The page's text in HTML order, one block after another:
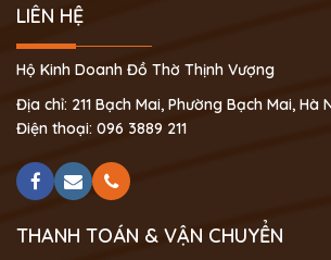
LIÊN HỆ
Hộ Kinh Doanh Đồ Thờ Thịnh Vượng
Địa chỉ: 211 Bạch Mai, Phường Bạch Mai, Hà
Điện thoại: 096 3889 211
THANH TOÁN & VẬN CHUYỂN